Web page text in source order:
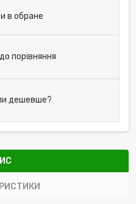
в обране
порівняння
дешевше?